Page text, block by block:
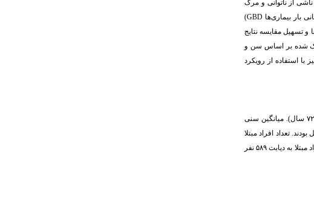
ناشی از ناتوانی و مرگ
بار بیماری‌ها (GBD
تسهیل مقایسه نتایج
شده بر اساس سن و
مزمن 0/223 و دیابت 0/187. بار اقتصادی نیز با استفاده از رویکرد
) است. میانگین سنی شرکت‌کنندگان 49/22 سال بود (حداقل ۳۵ و حداکثر ۷۲ سال). میانگین سنی
(42/3%) شاغل بودند. تعداد افراد مبتلا
به اختلالات عصبی ۲۰۳۴ نفر بود که تمام اختلالات بجز اختلالات یادگیری در زنان شایع‌تر بود. بیشترین فراوانی اختلالات عصبی در گروه سنی 54-45 سال مشاهده شد. تعداد افراد مبتلا به دیابت ۵۸۹ نفر